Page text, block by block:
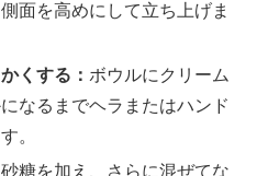
面を高めにして立ち上げま
くする： ボウルにクリーム
なるまでヘラまたはハンド
。
砂糖を加え、さらに混ぜてな